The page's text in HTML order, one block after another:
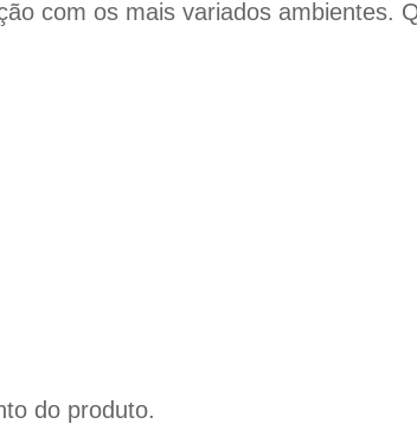
com os mais variados ambientes.
do produto.